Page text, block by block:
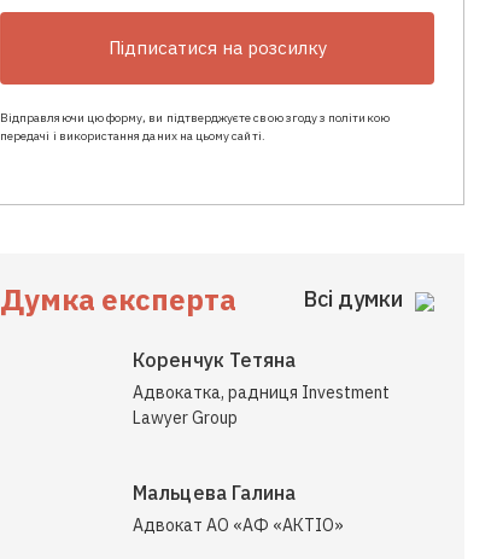
Підписатися на розсилку
Відправляючи цю форму, ви підтверджуєте свою згоду з політикою
передачі і використання даних на цьому сайті.
Думка експерта Всі думки
Коренчук Тетяна
Адвокатка, радниця Investment
Lawyer Group
Мальцева Галина
Адвокат АО «АФ «АКТІО»